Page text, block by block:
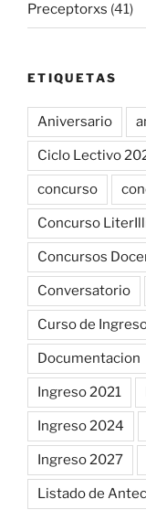
Preceptorxs (41)
ETIQUETAS
Aniversario
Ciclo Lectivo
concurso
Concurso
Concursos
Conversatorio
Curso de
Documentacion
Ingreso 2021
Ingreso 2024
Ingreso 2027
Listado de